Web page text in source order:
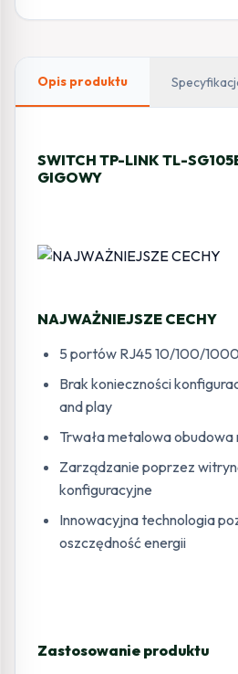
Opis produktu
SWITCH TP-LINK TL-
GIGOWY
NAJWAŻNIEJSZE CECHY
5 portów RJ45 10/100/
Brak konieczności
and play
Trwała metalowa
Zarządzanie poprzez
konfiguracyjne
Innowacyjna technologia
oszczędność energii
Zastosowanie produktu